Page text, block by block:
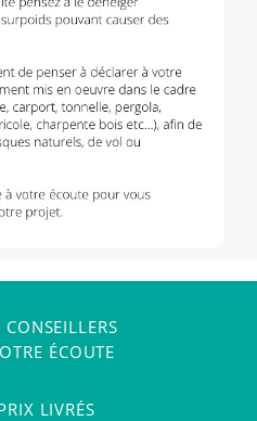
CONSEILLERS
ÉCOUTE
LIVRÉS